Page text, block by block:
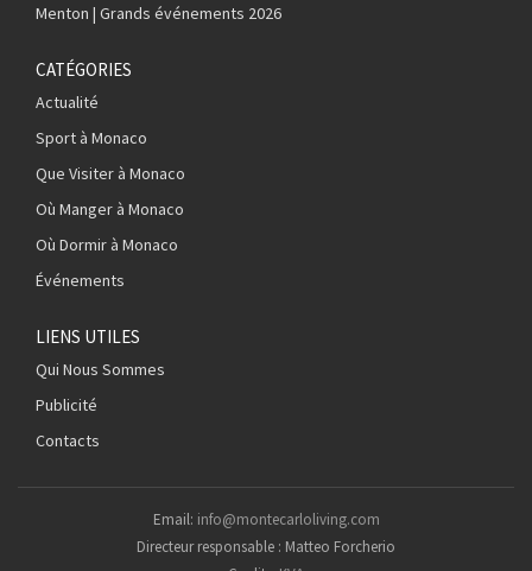
Menton | Grands événements 2026
CATÉGORIES
Actualité
Sport à Monaco
Que Visiter à Monaco
Où Manger à Monaco
Où Dormir à Monaco
Événements
LIENS UTILES
Qui Nous Sommes
Publicité
Contacts
Email: info@montecarloliving.com
Directeur responsable : Matteo Forcherio